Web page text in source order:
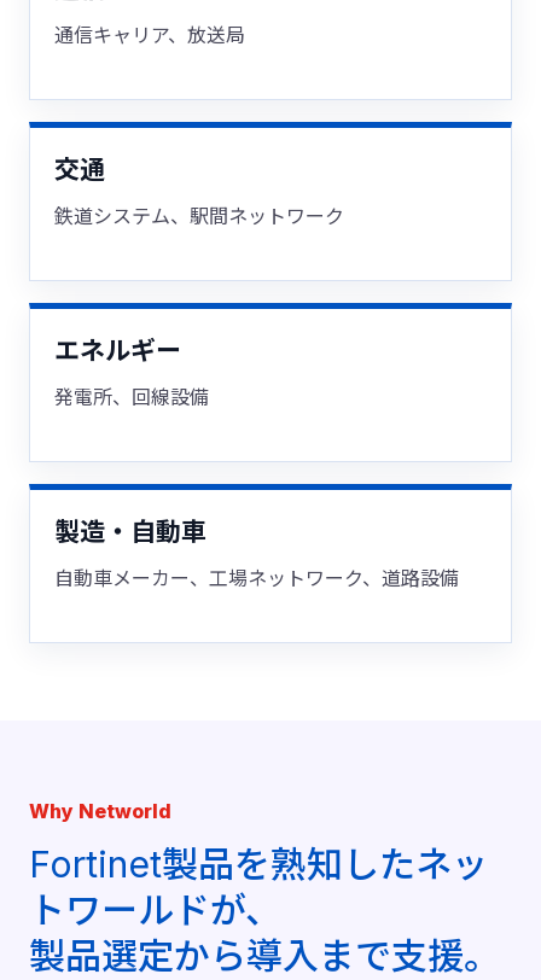
通信キャリア、放送局
交通
鉄道システム、駅間ネットワーク
エネルギー
発電所、回線設備
製造・自動車
自動車メーカー、工場ネットワーク、道路設備
Why Networld
Fortinet製品を熟知したネッ
トワールドが、
製品選定から導入まで支援。